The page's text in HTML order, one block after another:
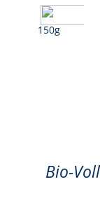
150g
Bio-